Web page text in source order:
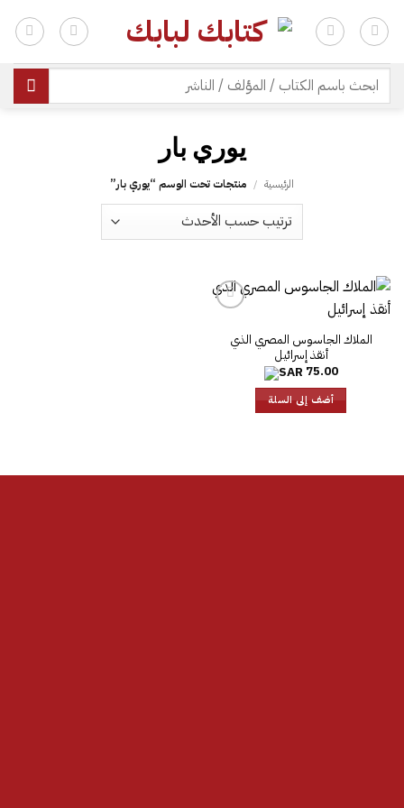
للمحتوى
البحث
عن:
يوري بار
الرئيسية / منتجات تحت الوسم “يوري بار”
الملاك الجاسوس المصري الذي
أنقذ إسرائيل
75.00
أضف إلى السلة
| شحن مجاني للطلبات +300 ريال | تغليف مجاني للطلبات +150 ريال |